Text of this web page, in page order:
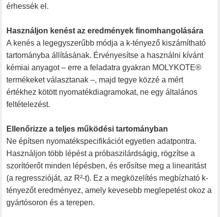
érhessék el.
Használjon kenést az eredmények finomhangolására
A kenés a legegyszerűbb módja a k-tényező kiszámítható
tartományba állításának. Érvényesítse a használni kívánt
kémiai anyagot – erre a feladatra gyakran MOLYKOTE®
termékeket választanak –, majd tegye közzé a mért
értékhez kötött nyomatékdiagramokat, ne egy általános
feltételezést.
Ellenőrizze a teljes működési tartományban
Ne építsen nyomatékspecifikációt egyetlen adatpontra.
Használjon több lépést a próbaszilárdságig, rögzítse a
szorítóerőt minden lépésben, és erősítse meg a linearitást
(a regresszióját, az R²-t). Ez a megközelítés megbízható k-
tényezőt eredményez, amely kevesebb meglepetést okoz a
gyártósoron és a terepen.